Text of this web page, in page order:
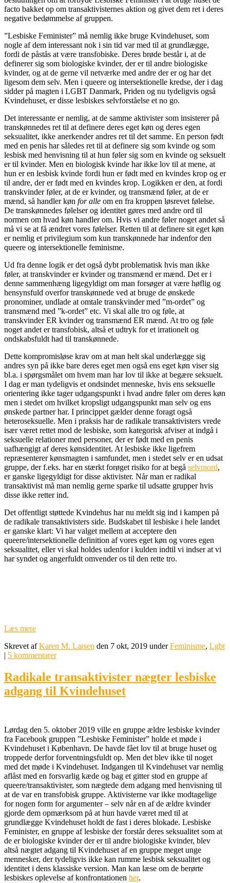
facto bakket op om transaktivisternes aktion og givet dem ret i deres
negative bedømmelse af gruppen.
”Lesbiske Feminister” må nemlig ikke bruge Kvindehuset, som
nogle af dem interessant nok i sin tid var med til at grundlægge,
fordi de påstås at være transfobiske. Deres brøde består i, at de
definerer sig som biologiske kvinder, der er til andre biologiske
kvinder, og at de gerne vil netværke med andre der er og har det
ligesom dem selv. Men i queere og intersektionelle kredse, der i dag
sidder på magten i LGBT Danmark, Priden og nu tydeligvis også
Kvindehuset, er disse lesbiskes selvforståelse et no go.
Det interessante er nemlig, at de samme aktivister som insisterer på
transkønnedes ret til at definere deres eget køn og deres egen
seksualitet, ikke anerkender andres ret til det samme. En person født
med en penis har således ret til at definere sig som kvinde og som
lesbisk med henvisning til at hun føler sig som en kvinde og seksuelt
er til kvinder. Men en biologisk kvinde har ikke lov til at mene, at
hun er en lesbisk kvinde fordi hun er født med en kvindes krop og er
til andre, der er født med en kvindes krop. Logikken er den, at fordi
transkvinder føler, at de er kvinder, og transmænd føler, at de er
mænd, så handler køn for alle om en fra kroppen løsrevet følelse.
De transkønnedes følelser og identitet gøres med andre ord til
normen om hvad køn handler om. Hvis vi andre føler noget andet så
må vi se at få ændret vores følelser. Retten til at definere sit eget køn
er nemlig et privilegium som kun transkønnede har indenfor den
queere og intersektionelle feminisme.
Ud fra denne logik er det også dybt problematisk hvis man ikke
føler, at transkvinder er kvinder og transmænd er mænd. Det er i
denne sammenhæng ligegyldigt om man forsøger at være høflig og
hensynsfuld overfor transkønnede ved at bruge de ønskede
pronominer, undlade at omtale transkvinder med ”m-ordet” og
transmænd med ”k-ordet” etc. Vi skal alle tro og føle, at
transkvinder ER kvinder og transmænd ER mænd. At tro og føle
noget andet er transfobisk, altså et udtryk for et irrationelt og
ondskabsfuldt had til transkønnede.
Dette kompromisløse krav om at man helt skal underlægge sig
andres syn på ikke bare deres eget men også ens eget køn viser sig
bl.a. i spørgsmålet om hvem man har lov til ikke at begære seksuelt.
I dag er man tydeligvis et ondsindet menneske, hvis ens seksuelle
orientering ikke tager udgangspunkt i hvad andre føler om deres køn
men i stedet om hvilket kropsligt udgangspunkt man selv og ens
ønskede partner har. I princippet gælder denne foragt også
heteroseksuelle. Men i praksis har de radikale transaktivisters vrede
især været rettet mod de lesbiske, som kategorisk afviser at indgå i
seksuelle relationer med personer, der er født med en penis
uafhængigt af deres kønsidentitet. At lesbiske ikke ligefrem
repræsenterer kønsmagten i samfundet, men i stedet selv er en udsat
gruppe, der f.eks. har en stærkt forøget risiko for at begå selvmord,
er ganske ligegyldigt for disse aktivister. Når man er radikal
transaktivist må man nemlig gerne sparke til udsatte grupper hvis
disse ikke retter ind.
Det offentligt støttede Kvindehus har nu meldt sig ind i kampen på
de radikale transaktivisters side. Budskabet til lesbiske i hele landet
er ganske klart: Vi har valget mellem at acceptere den
queere/intersektionelle definition af vores eget køn og vores egen
seksualitet, eller vi skal holdes udenfor i kulden indtil vi indser at vi
har syndet og angerfuldt omvender os til den rette tro.
Læs mere
Skrevet afKaren M. Larsen den 7 okt, 2019 underFeminisme, Lgbt
| 5 kommentarer
Radikale transaktivister nægter lesbiske
adgang til Kvindehuset
Lørdag den 5. oktober 2019 ville en gruppe ældre lesbiske kvinder
fra Facebook gruppen ”Lesbiske Feminister” holde et møde i
Kvindehuset i København. De havde fået lov til at bruge huset og
troppede derfor forventningsfuldt op. Men det blev ikke til noget
med det møde i Kvindehuset. Indgangen til Kvindehuset var nemlig
aflåst med en forsvarlig kæde og bag et gitter stod en gruppe af
queere/transaktivister, som nægtede dem adgang med henvisning til
at de var en transfobisk gruppe. Aktivisterne var ikke modtagelige
for nogen form for argumenter – selv når en af de ældre kvinder
gjorde dem opmærksom på at hun havde været med til at
grundlægge Kvindehuset holdt de fast i deres blokade. Lesbiske
Feminister, en gruppe af lesbiske der forstår deres seksualitet som at
de er biologiske kvinder der er til andre biologiske kvinder, blev
altså nægtet adgang til Kvindehuset af en gruppe meget unge
mennesker, der tydeligvis ikke kan rumme lesbisk seksualitet og
identitet i dens klassiske version. Man kan læse om de berørte
lesbiskes oplevelse af konfrontationen her.